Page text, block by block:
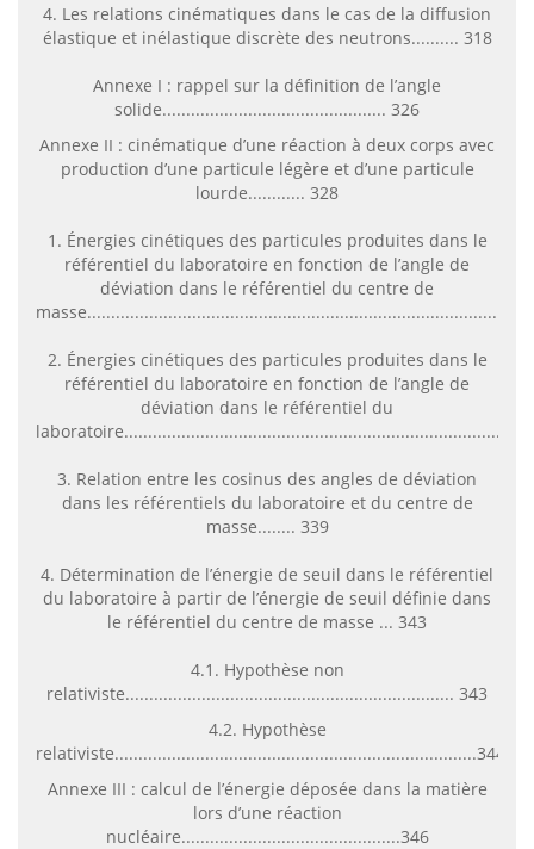
4. Les relations cinématiques dans le cas de la diffusion
élastique et inélastique discrète des neutrons.......... 318
Annexe I : rappel sur la définition de l’angle
solide............................................... 326
Annexe II : cinématique d’une réaction à deux corps avec
production d’une particule légère et d’une particule
lourde............ 328
1. Énergies cinétiques des particules produites dans le
référentiel du laboratoire en fonction de l’angle de
déviation dans le référentiel du centre de
2. Énergies cinétiques des particules produites dans le
référentiel du laboratoire en fonction de l’angle de
déviation dans le référentiel du
3. Relation entre les cosinus des angles de déviation
dans les référentiels du laboratoire et du centre de
masse........ 339
4. Détermination de l’énergie de seuil dans le référentiel
du laboratoire à partir de l’énergie de seuil définie dans
le référentiel du centre de masse ... 343
4.1. Hypothèse non
relativiste..................................................................... 343
4.2. Hypothèse
relativiste............................................................................344
Annexe III : calcul de l’énergie déposée dans la matière
lors d’une réaction
nucléaire..............................................346